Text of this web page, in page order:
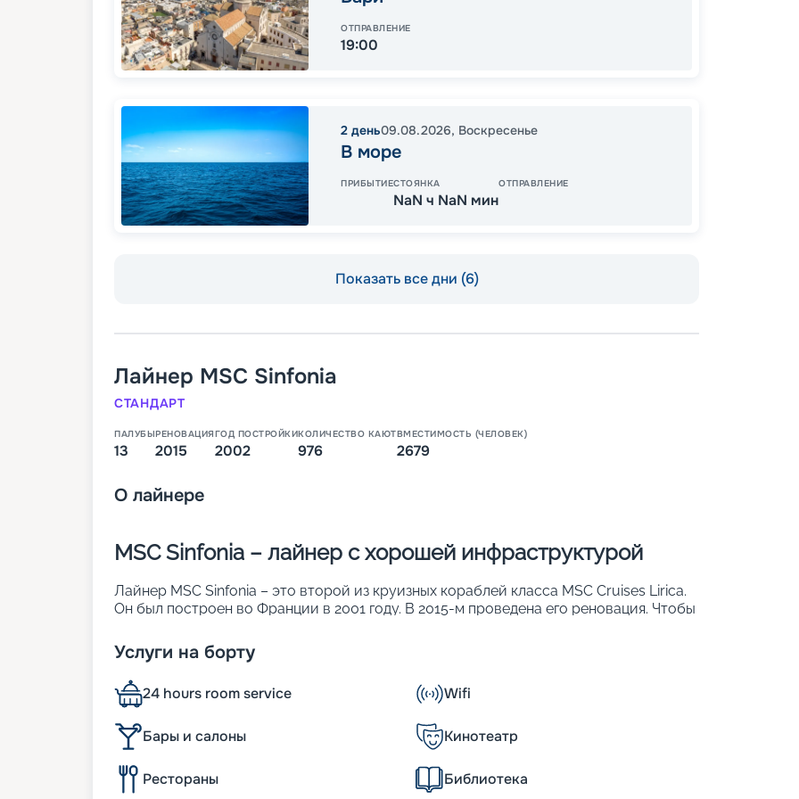
ОТПРАВЛЕНИЕ
19:00
2 день09.08.2026, Воскресенье
В море
ПРИБЫТИЕСТОЯНКА
NaN ч NaN мин
ОТПРАВЛЕНИЕ
Показать все дни (6)
Лайнер MSC Sinfonia
СТАНДАРТ
ПАЛУБЫ
13
РЕНОВАЦИЯ
2015
ГОД ПОСТРОЙКИ
2002
КОЛИЧЕСТВО КАЮТ
976
ВМЕСТИМОСТЬ (ЧЕЛОВЕК)
2679
О лайнере
MSC Sinfonia – лайнер с хорошей инфраструктурой
Лайнер MSC Sinfonia – это второй из круизных кораблей класса MSC Cruises Lirica.
Он был построен во Франции в 2001 году. В 2015-м проведена его реновация. Чтобы
поверхностей на судне светопрозрачные. К ним относят ростовые иллюминаторы,
световые окна, стеклянные навесы и витражи. На лайнере 976 комфортабельных
кают (из них 132 сьюта с балконами), где могут с удобством разместиться 2 679
пассажиров. Другие его особенности:
• ширина – 32 м;
• общее количество палуб – 13;
• круизная скорость – 21 узел;
• по 2 джакузи и бассейна;
Услуги на борту
24 hours room service Wifi
Бары и салоны Кинотеатр
Рестораны Библиотека